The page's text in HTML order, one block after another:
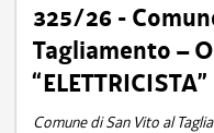
325/26 -
Tagliamento –
Comune di San Vito al